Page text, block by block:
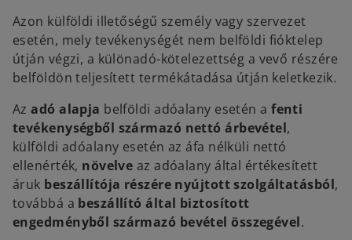
Azon külföldi illetőségű személy vagy szervezet
esetén, mely tevékenységét nem belföldi fióktelep
útján végzi, a különadó-kötelezettség a vevő részére
belföldön teljesített termékátadása útján keletkezik.
Azadó alapja belföldi adóalany esetén afenti
tevékenységből származó nettó árbevétel,
külföldi adóalany esetén az áfa nélküli nettó
ellenérték, növelve az adóalany által értékesített
áruk beszállítója részére nyújtott szolgáltatásból,
továbbá a beszállító által biztosított
engedményből származó bevétel összegével.